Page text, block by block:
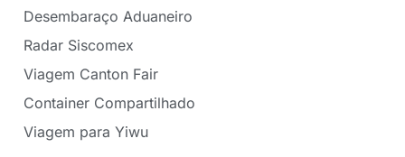
Desembaraço Aduaneiro
Radar Siscomex
Viagem Canton Fair
Container Compartilhado
Viagem para Yiwu